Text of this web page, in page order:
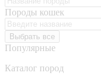
Породы кошек
Выбрать все
Популярные
Каталог пород